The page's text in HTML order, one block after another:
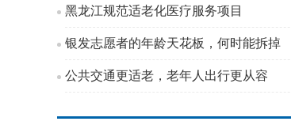
黑龙江规范适老化医疗服务项目
银发志愿者的年龄天花板，何时能拆掉
公共交通更适老，老年人出行更从容